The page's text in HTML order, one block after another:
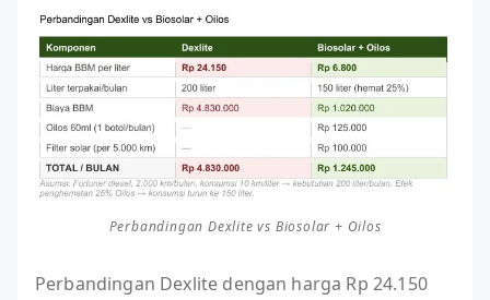
Perbandingan Dexlite vs Biosolar + Oilos
Perbandingan Dexlite dengan harga Rp 24.150